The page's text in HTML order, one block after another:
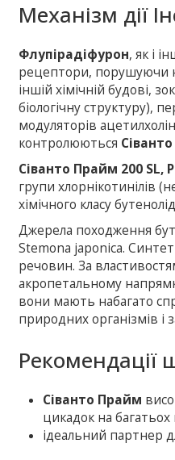
Механізм дії
Флупірадіфурон, як і
рецептори, порушуючи
іншій хімічній будові,
біологічну структуру),
модуляторів
контролюються
Сіванто Прайм 200 SL,
групи хлорнікотинілів
хімічного класу
Джерела походження
Stemona japonicа.
речовин. За
акропетальному
вони мають набагато
природних організмів і
Рекомендації
Сіванто Прайм
цикадок на багатьох
ідеальний партнер